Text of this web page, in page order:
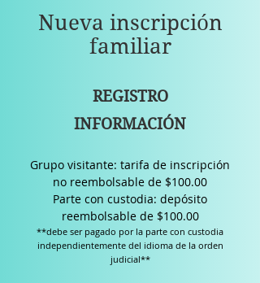
Nueva inscripción
familiar
REGISTRO
INFORMACIÓN
Grupo visitante: tarifa de inscripción
no reembolsable de $100.00
​Parte con custodia: depósito
reembolsable de $100.00
**debe ser pagado por la parte con custodia
independientemente del idioma de la orden
judicial**